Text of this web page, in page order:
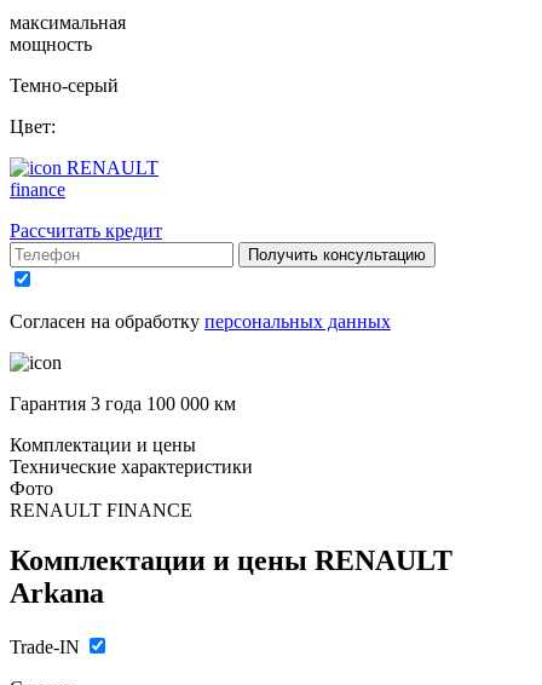
максимальная
мощность
Темно-серый
Цвет:
RENAULT
finance
Рассчитать кредит
Получить консультацию
Согласен на обработку персональных данных
Гарантия 3 года 100 000 км
Комплектации и цены
Технические характеристики
Фото
RENAULT FINANCE
Комплектации и цены RENAULT
Arkana
Trade-IN